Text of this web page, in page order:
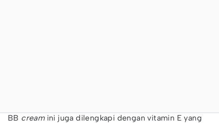
BB cream ini juga dilengkapi dengan vitamin E yang